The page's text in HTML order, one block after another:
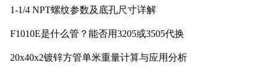
1-1/4 NPT螺纹参数及底孔尺寸详解
F1010E是什么管？能否用3205或3505代换
20x40x2镀锌方管单米重量计算与应用分析